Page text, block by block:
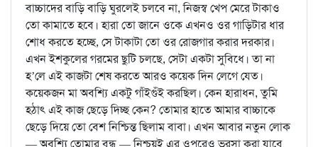
বাচ্চাদের বাড়ি বাড়ি ঘুরলেই চলবে না, নিজস্ব খেপ মেরে টাকাও
তো কামাতে হবে। হারা তো জানে ওকে এখনও ওর গাড়িটার ধার
শোধ করতে হচ্ছে, সে টাকাটা তো ওর রোজগার করার দরকার।
এখন ইশকুলের গরমের ছুটি চলছে, সেটা একটা সুবিধে। তা না
হ’লে এই কাজটা শেষ করতে আরও কয়েক দিন লেগে যেত।
কয়েকজন মা অবশ্যি একটু গাঁইগুঁই করছিল। কেন হারাধন, তুমি
হঠাৎ এই কাজ ছেড়ে দিচ্ছ কেন? তোমার হাতে আমার বাচ্চাকে
ছেড়ে দিয়ে তো বেশ নিশ্চিন্ত ছিলাম বাবা। এখন আবার নতুন লোক